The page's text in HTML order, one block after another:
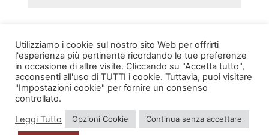
INFO
Account
Utilizziamo i cookie sul nostro sito Web per offrirti
l'esperienza più pertinente ricordando le tue preferenze
in occasione di altre visite. Cliccando su "Accetta tutto",
acconsenti all'uso di TUTTI i cookie. Tuttavia, puoi visitare
"Impostazioni cookie" per fornire un consenso
controllato.
Leggi Tutto
Opzioni Cookie Continua senza accettare